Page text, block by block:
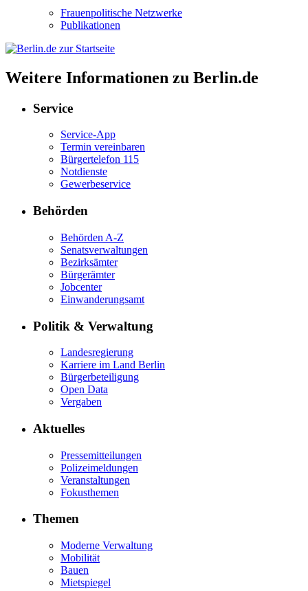
Frauenpolitische Netzwerke
Publikationen
Weitere Informationen zu Berlin.de
Service
Service-App
Termin vereinbaren
Bürgertelefon 115
Notdienste
Gewerbeservice
Behörden
Behörden A-Z
Senatsverwaltungen
Bezirksämter
Bürgerämter
Jobcenter
Einwanderungsamt
Politik & Verwaltung
Landesregierung
Karriere im Land Berlin
Bürgerbeteiligung
Open Data
Vergaben
Aktuelles
Pressemitteilungen
Polizeimeldungen
Veranstaltungen
Fokusthemen
Themen
Moderne Verwaltung
Mobilität
Bauen
Mietspiegel